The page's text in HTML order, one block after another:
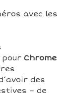
avec les
Chrome
des
– de